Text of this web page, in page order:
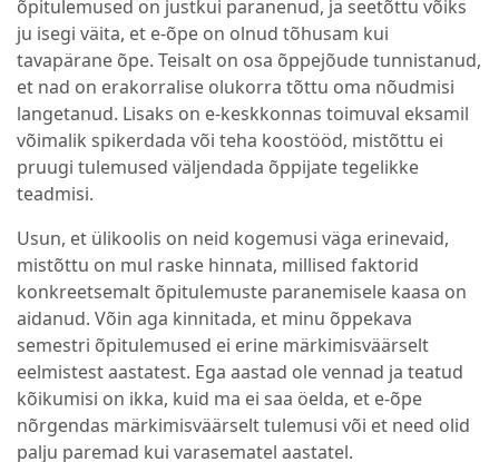
õpitulemused on justkui paranenud, ja seetõttu võiks
ju isegi väita, et e-õpe on olnud tõhusam kui
tavapärane õpe. Teisalt on osa õppejõude tunnistanud,
et nad on erakorralise olukorra tõttu oma nõudmisi
langetanud. Lisaks on e-keskkonnas toimuval eksamil
võimalik spikerdada või teha koostööd, mistõttu ei
pruugi tulemused väljendada õppijate tegelikke
teadmisi.
Usun, et ülikoolis on neid kogemusi väga erinevaid,
mistõttu on mul raske hinnata, millised faktorid
konkreetsemalt õpitulemuste paranemisele kaasa on
aidanud. Võin aga kinnitada, et minu õppekava
semestri õpitulemused ei erine märkimisväärselt
eelmistest aastatest. Ega aastad ole vennad ja teatud
kõikumisi on ikka, kuid ma ei saa öelda, et e-õpe
nõrgendas märkimisväärselt tulemusi või et need olid
palju paremad kui varasematel aastatel.